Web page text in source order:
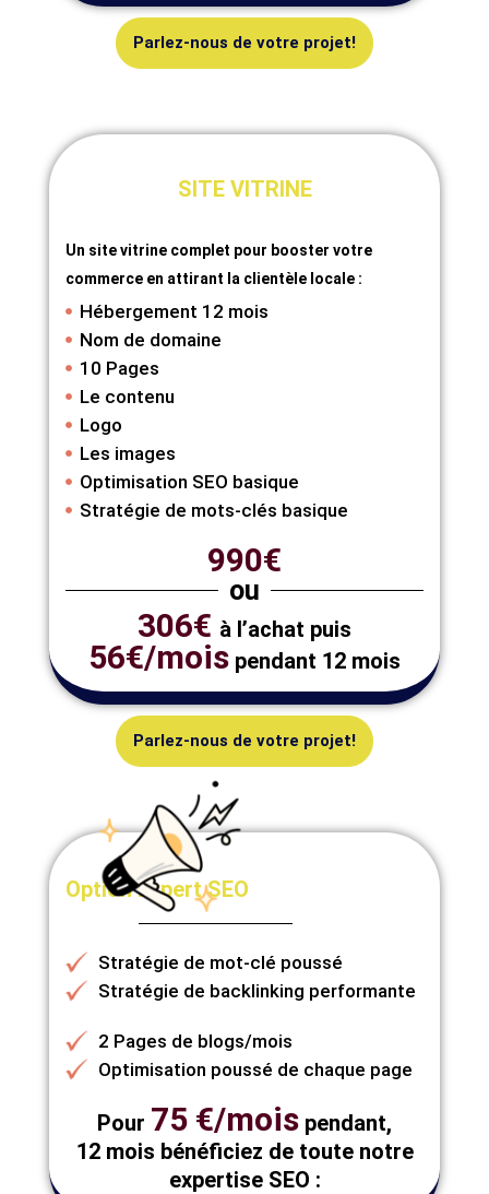
Parlez-nous de votre projet!
SITE VITRINE
Un site vitrine complet pour booster votre
commerce en attirant la clientèle locale :
Hébergement 12 mois
Nom de domaine
10 Pages
Le contenu
Logo
Les images
Optimisation SEO basique
Stratégie de mots-clés basique
990€
ou
306€ à l’achat puis
56€/mois pendant 12 mois
Parlez-nous de votre projet!
Option Expert SEO
Stratégie de mot-clé poussé
Stratégie de backlinking performante
2 Pages de blogs/mois
Optimisation poussé de chaque page
Pour 75 €/mois pendant,
12 mois bénéficiez de toute notre
expertise SEO :